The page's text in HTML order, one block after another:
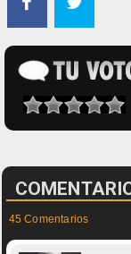
45 Comentarios